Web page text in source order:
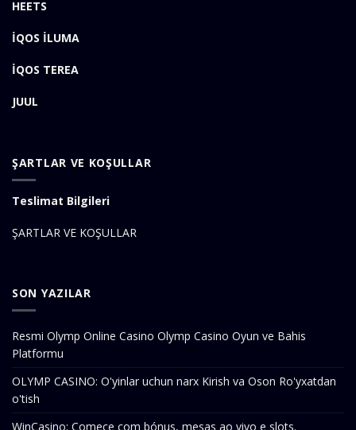
HEETS
İQOS İLUMA
İQOS TEREA
JUUL
ŞARTLAR VE KOŞULLAR
Teslimat Bilgileri
ŞARTLAR VE KOŞULLAR
SON YAZILAR
Resmi Olymp Online Casino Olymp Casino Oyun ve Bahis
Platformu
OLYMP CASINO: O'yinlar uchun narx Kirish va Oson Ro'yxatdan
o'tish
WinCasino: Comece com bónus, mesas ao vivo e slots.